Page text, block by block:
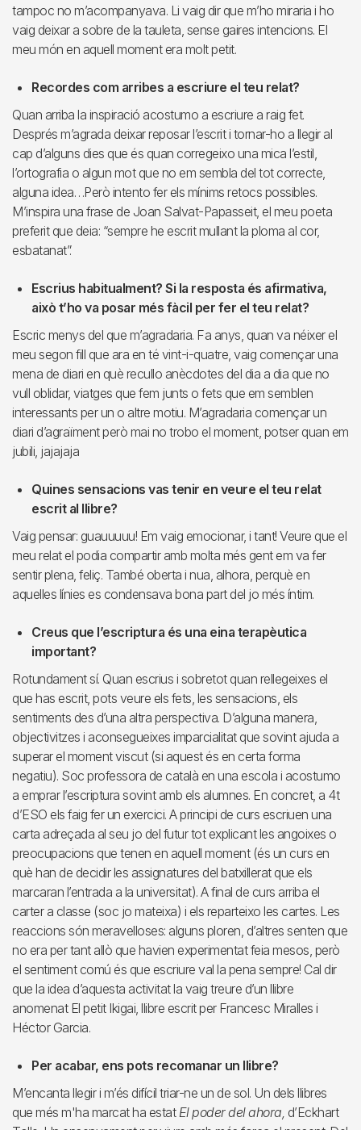
tampoc no m’acompanyava. Li vaig dir que m’ho miraria i ho
vaig deixar a sobre de la tauleta, sense gaires intencions. El
meu món en aquell moment era molt petit.
Recordes com arribes a escriure el teu relat?
Quan arriba la inspiració acostumo a escriure a raig fet.
Després m’agrada deixar reposar l’escrit i tornar-ho a llegir al
cap d’alguns dies que és quan corregeixo una mica l’estil,
l’ortografia o algun mot que no em sembla del tot correcte,
alguna idea…Però intento fer els mínims retocs possibles.
M’inspira una frase de Joan Salvat-Papasseit, el meu poeta
preferit que deia: “sempre he escrit mullant la ploma al cor,
esbatanat”.
Escrius habitualment? Si la resposta és afirmativa,
això t’ho va posar més fàcil per fer el teu relat?
Escric menys del que m’agradaria. Fa anys, quan va néixer el
meu segon fill que ara en té vint-i-quatre, vaig començar una
mena de diari en què recullo anècdotes del dia a dia que no
vull oblidar, viatges que fem junts o fets que em semblen
interessants per un o altre motiu. M’agradaria començar un
diari d’agraïment però mai no trobo el moment, potser quan em
jubili, jajajaja
Quines sensacions vas tenir en veure el teu relat
escrit al llibre?
Vaig pensar: guauuuuu! Em vaig emocionar, i tant! Veure que el
meu relat el podia compartir amb molta més gent em va fer
sentir plena, feliç. També oberta i nua, alhora, perquè en
aquelles línies es condensava bona part del jo més íntim.
Creus que l’escriptura és una eina terapèutica
important?
Rotundament sí. Quan escrius i sobretot quan rellegeixes el
que has escrit, pots veure els fets, les sensacions, els
sentiments des d’una altra perspectiva. D’alguna manera,
objectivitzes i aconsegueixes imparcialitat que sovint ajuda a
superar el moment viscut (si aquest és en certa forma
negatiu). Soc professora de català en una escola i acostumo
a emprar l’escriptura sovint amb els alumnes. En concret, a 4t
d’ESO els faig fer un exercici. A principi de curs escriuen una
carta adreçada al seu jo del futur tot explicant les angoixes o
preocupacions que tenen en aquell moment (és un curs en
què han de decidir les assignatures del batxillerat que els
marcaran l’entrada a la universitat). A final de curs arriba el
carter a classe (soc jo mateixa) i els reparteixo les cartes. Les
reaccions són meravelloses: alguns ploren, d’altres senten que
no era per tant allò que havien experimentat feia mesos, però
el sentiment comú és que escriure val la pena sempre! Cal dir
que la idea d’aquesta activitat la vaig treure d’un llibre
anomenat El petit Ikigai, llibre escrit per Francesc Miralles i
Héctor Garcia.
Per acabar, ens pots recomanar un llibre?
M’encanta llegir i m’és difícil triar-ne un de sol. Un dels llibres
que més m'ha marcat ha estatEl poder del ahora, d’Eckhart